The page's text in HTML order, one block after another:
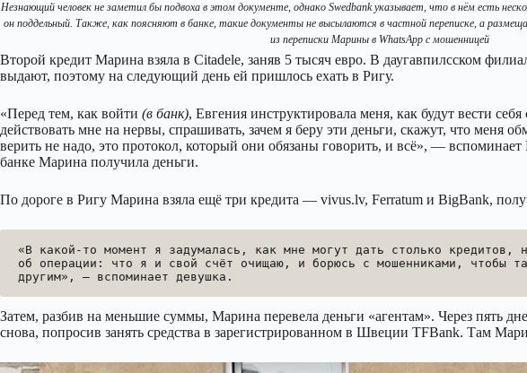
Незнающий человек не заметил бы подвоха в этом документе, однако Swedbank указывает, что в нём есть
он поддельный. Также, как поясняют в банке, такие документы не высылаются в частной переписке, а
из переписки Марины в WhatsApp с мошенницей
Второй кредит Марина взяла в Citadele, заняв 5 тысяч евро. В даугавпилсском
выдают, поэтому на следующий день ей пришлось ехать в Ригу.
«Перед тем, как войти (в банк), Евгения инструктировала меня, как будут вести
действовать мне на нервы, спрашивать, зачем я беру эти деньги, скажут, что меня
верить не надо, это протокол, который они обязаны говорить, и всё», —
банке Марина получила деньги.
По дороге в Ригу Марина взяла ещё три кредита — vivus.lv, Ferratum и BigBank,
«В какой-то момент я задумалась, как мне могут дать столько кредитов,
об операции: что я и свой счёт очищаю, и борюсь с мошенниками, чтобы
другим», — вспоминает девушка.
Затем, разбив на меньшие суммы, Марина перевела деньги «агентам». Через пять
снова, попросив занять средства в зарегистрированном в Швеции TFBank. Там